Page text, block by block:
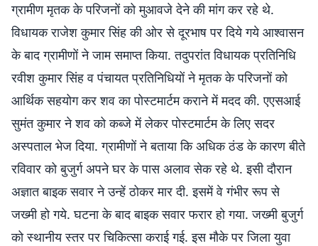
ग्रामीण मृतक के परिजनों को मुआवजे देने की मांग कर रहे थे.
विधायक राजेश कुमार सिंह की ओर से दूरभाष पर दिये गये आश्वासन
के बाद ग्रामीणों ने जाम समाप्त किया. तदुपरांत विधायक प्रतिनिधि
रवीश कुमार सिंह व पंचायत प्रतिनिधियों ने मृतक के परिजनों को
आर्थिक सहयोग कर शव का पोस्टमार्टम कराने में मदद की. एएसआई
सुमंत कुमार ने शव को कब्जे में लेकर पोस्टमार्टम के लिए सदर
अस्पताल भेज दिया. ग्रामीणों ने बताया कि अधिक ठंड के कारण बीते
रविवार को बुजुर्ग अपने घर के पास अलाव सेक रहे थे. इसी दौरान
अज्ञात बाइक सवार ने उन्हें ठोकर मार दी. इसमें वे गंभीर रूप से
जख्मी हो गये. घटना के बाद बाइक सवार फरार हो गया. जख्मी बुजुर्ग
को स्थानीय स्तर पर चिकित्सा कराई गई. इस मौके पर जिला युवा